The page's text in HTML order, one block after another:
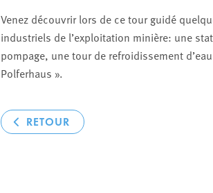
Venez découvrir lors de ce tour guidé
industriels de l’exploitation minière: une
pompage, une tour de refroidissement d’eau
Polferhaus ».
RETOUR